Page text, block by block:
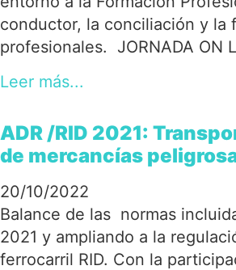
conductor, la conciliación y la
profesionales. JORNADA ON
Leer más...
ADR /RID 2021:
de mercancías
20/10/2022
Balance de las normas
2021 y ampliando a la
ferrocarril RID. Con la